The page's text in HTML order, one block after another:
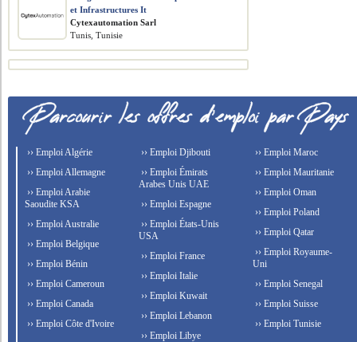
et Infrastructures It
Cytexautomation Sarl
Tunis, Tunisie
›› Emploi Algérie
›› Emploi Allemagne
›› Emploi Arabie
Saoudite KSA
›› Emploi Australie
›› Emploi Belgique
›› Emploi Bénin
›› Emploi Cameroun
›› Emploi Canada
›› Emploi Côte d'Ivoire
›› Emploi Djibouti
›› Emploi Émirats
Arabes Unis UAE
›› Emploi Espagne
›› Emploi États-Unis
USA
›› Emploi France
›› Emploi Italie
›› Emploi Kuwait
›› Emploi Lebanon
›› Emploi Libye
›› Emploi Maroc
›› Emploi Mauritanie
›› Emploi Oman
›› Emploi Poland
›› Emploi Qatar
›› Emploi Royaume-
Uni
›› Emploi Senegal
›› Emploi Suisse
›› Emploi Tunisie